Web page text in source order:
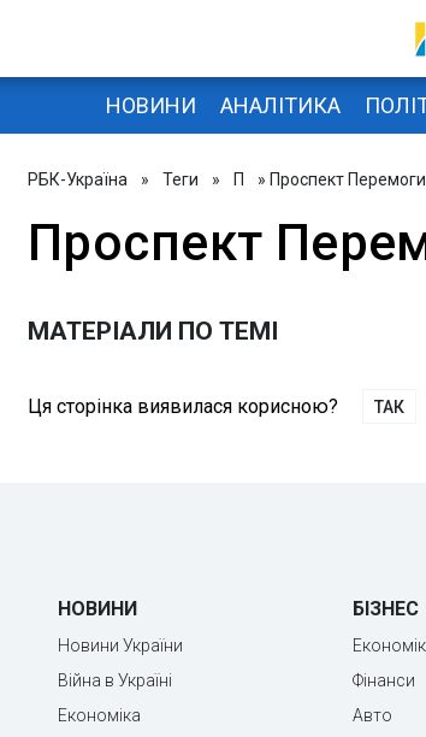
НОВИНИ АНАЛІТИКА
РБК-Україна » Теги » П » Проспект Перемоги
Проспект
МАТЕРІАЛИ ПО ТЕМІ
Ця сторінка виявилася корисною? ТАК
НОВИНИ
Новини України
Війна в Україні
Економіка
БІЗНЕС
Фінанси
Авто